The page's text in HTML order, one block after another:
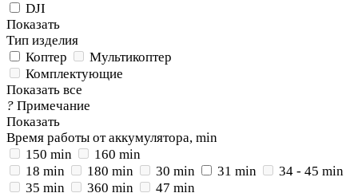
DJI
Показать
Тип изделия
Коптер
Мультикоптер
Комплектующие
Показать все
? Примечание
Показать
Время работы от аккумулятора, min
150 min
160 min
18 min
180 min 30 min 31 min
34 - 45 min
35 min
360 min
47 min